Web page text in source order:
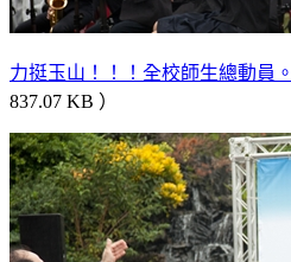
力挺玉山！！！全校師生總動員。
837.07 KB ）